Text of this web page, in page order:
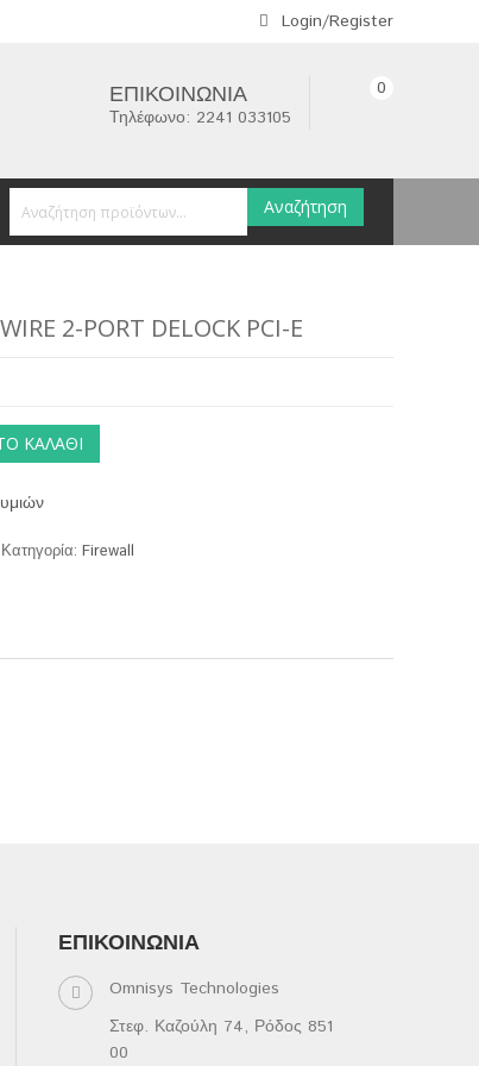
Login/Register
ΕΠΙΚΟΙΝΩΝΊΑ
Τηλέφωνο: 2241 033105
0
Αναζήτηση
2-PORT DELOCK PCI-E
ΚΑΛΆΘΙ
Κατηγορία:Firewall
ΕΠΙΚΟΙΝΩΝΊΑ
Omnisys Technologies
Στεφ. Καζούλη 74, Ρόδος 851
00